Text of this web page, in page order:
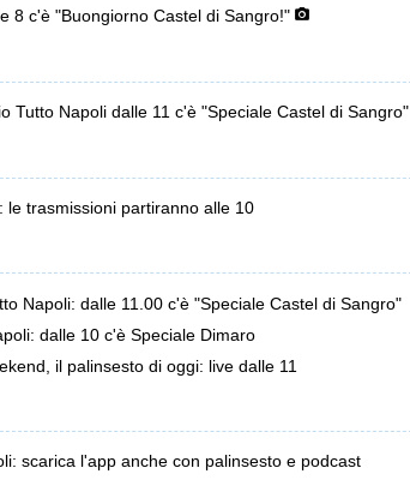
8 c'è "Buongiorno Castel di Sangro!"
Tutto Napoli dalle 11 c'è "Speciale Castel di Sangro"
le trasmissioni partiranno alle 10
Napoli: dalle 11.00 c'è "Speciale Castel di Sangro"
dalle 10 c'è Speciale Dimaro
il palinsesto di oggi: live dalle 11
scarica l'app anche con palinsesto e podcast